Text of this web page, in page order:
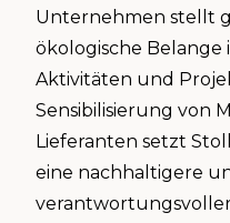
Unternehmen stellt
ökologische
Aktivitäten und
Sensibilisierung von
Lieferanten setzt
eine nachhaltigere